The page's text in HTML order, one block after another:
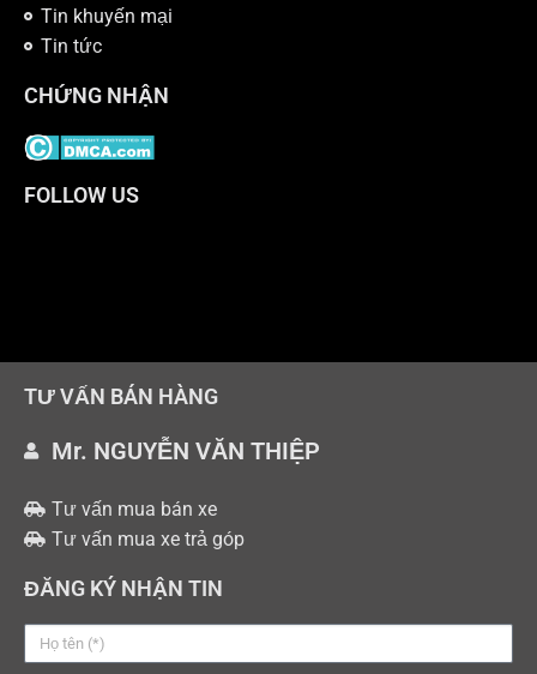
Tin khuyến mại
Tin tức
CHỨNG NHẬN
FOLLOW US
TƯ VẤN BÁN HÀNG
Mr. NGUYỄN VĂN THIỆP
Tư vấn mua bán xe
Tư vấn mua xe trả góp
ĐĂNG KÝ NHẬN TIN